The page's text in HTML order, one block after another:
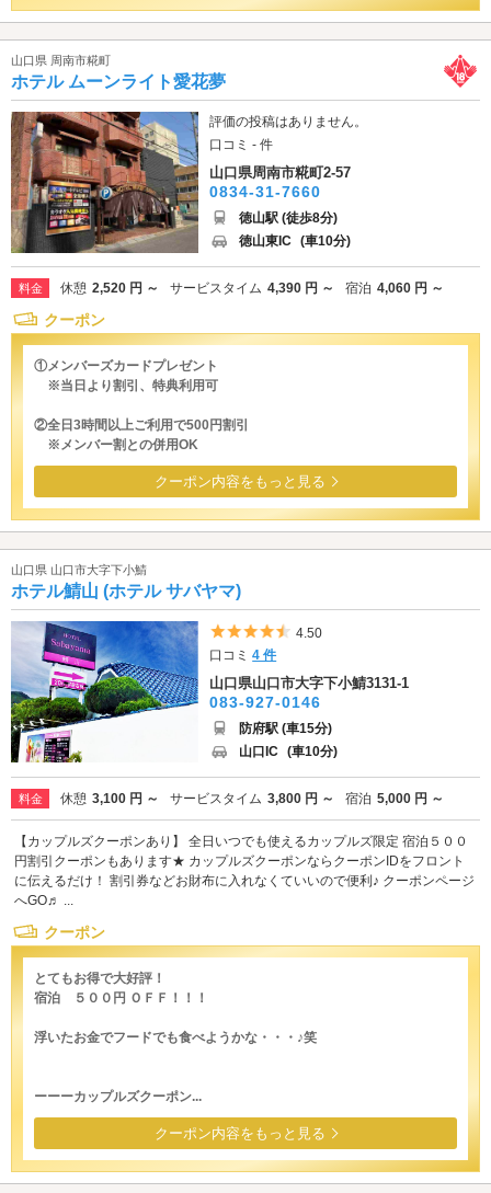
山口県 周南市糀町
ホテル ムーンライト愛花夢
評価の投稿はありません。
口コミ - 件
山口県周南市糀町2-57
0834-31-7660
徳山駅 (徒歩8分)
徳山東IC (車10分)
料金 休憩 2,520 円 ～ サービスタイム 4,390 円 ～ 宿泊 4,060 円 ～
クーポン
①メンバーズカードプレゼント
※当日より割引、特典利用可
②全日3時間以上ご利用で500円割引
※メンバー割との併用OK
クーポン内容をもっと見る
山口県 山口市大字下小鯖
ホテル鯖山 (ホテル サバヤマ)
5つ星のうち4.5
4.50
口コミ4 件
山口県山口市大字下小鯖3131-1
083-927-0146
防府駅 (車15分)
山口IC (車10分)
料金 休憩 3,100 円 ～ サービスタイム 3,800 円 ～ 宿泊 5,000 円 ～
【カップルズクーポンあり】 全日いつでも使えるカップルズ限定 宿泊５００
円割引クーポンもあります★ カップルズクーポンならクーポンIDをフロント
に伝えるだけ！ 割引券などお財布に入れなくていいので便利♪ クーポンページ
へGO♬ ...
クーポン
とてもお得で大好評！
宿泊 ５００円 ＯＦＦ！！！
浮いたお金でフードでも食べようかな・・・♪笑
ーーーカップルズクーポン...
クーポン内容をもっと見る